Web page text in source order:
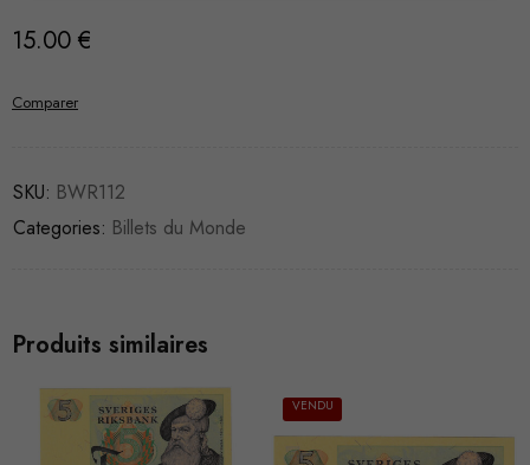
15.00 €
Comparer
SKU: BWR112
Categories: Billets du Monde
Produits similaires
VENDU